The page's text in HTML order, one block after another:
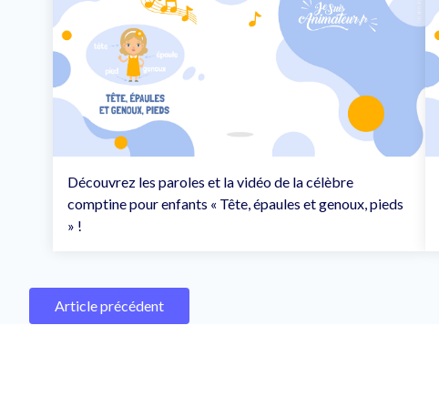
Découvrez les paroles et la vidéo de la célèbre
comptine pour enfants « Tête, épaules et genoux, pieds
» !
Article précédent